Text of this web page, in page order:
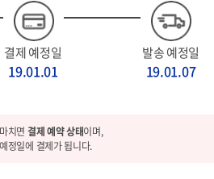
결제 예정일
19.01.01
발송 예정일
19.01.07
치면 결제 예약 상태이며,
정일에 결제가 됩니다.